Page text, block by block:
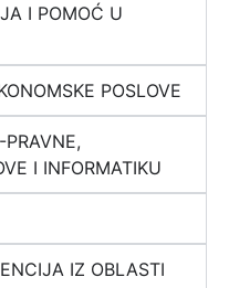
I POMOĆ U
POSLOVE
I INFORMATIKU
IZ OBLASTI